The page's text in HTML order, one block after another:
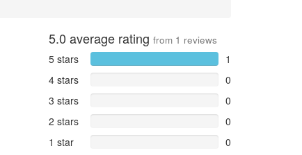
5.0 average rating from 1 reviews
5 stars
1
4 stars
0
3 stars
0
2 stars
0
1 star
0